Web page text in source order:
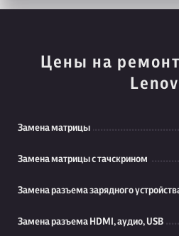
Цены на
Замена матрицы
Замена матрицы с тачскрином
Замена разъема зарядного
Замена разъема HDMI, аудио, USB